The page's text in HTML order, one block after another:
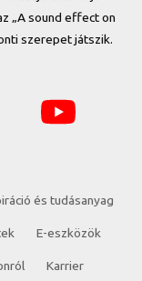
„A sound effect on
szerepet játszik.
és tudásanyag
E-eszközök
Karrier